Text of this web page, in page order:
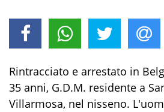
Rintracciato e arrestato in
35 anni, G.D.M. residente a
Villarmosa, nel nisseno.